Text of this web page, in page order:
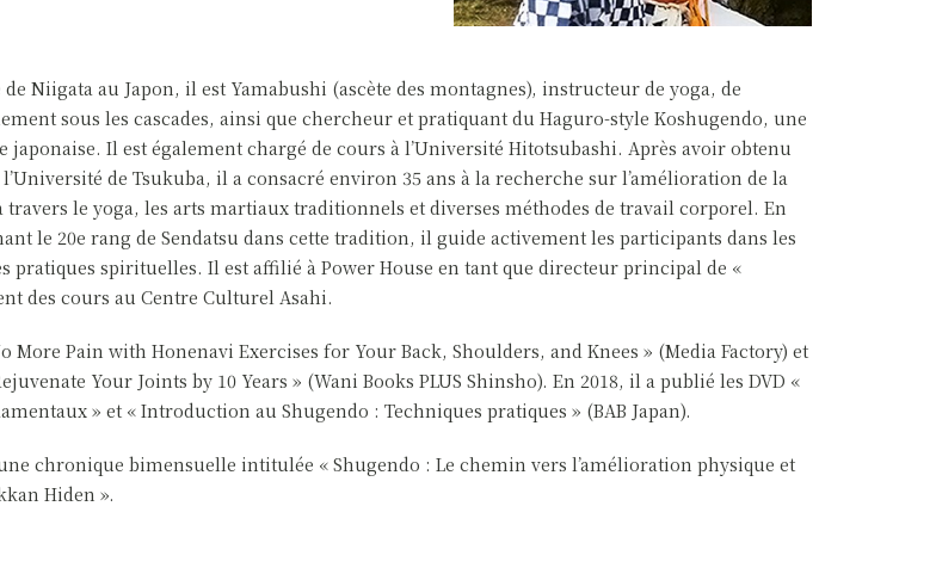
Niigata au Japon, il est Yamabushi (ascète des montagnes), instructeur de yoga, de
sous les cascades, ainsi que chercheur et pratiquant du Haguro-style Koshugendo, une
Il est également chargé de cours à l’Université Hitotsubashi. Après avoir obtenu
de Tsukuba, il a consacré environ 35 ans à la recherche sur l’amélioration de la
travers le yoga, les arts martiaux traditionnels et diverses méthodes de travail corporel. En
le 20e rang de Sendatsu dans cette tradition, il guide activement les participants dans les
pratiques spirituelles. Il est affilié à Power House en tant que directeur principal de «
des cours au Centre Culturel Asahi.
Pain with Honenavi Exercises for Your Back, Shoulders, and Knees » (Media Factory) et
Your Joints by 10 Years » (Wani Books PLUS Shinsho). En 2018, il a publié les DVD «
» et « Introduction au Shugendo : Techniques pratiques » (BAB Japan).
chronique bimensuelle intitulée « Shugendo : Le chemin vers l’amélioration physique et
Hiden ».